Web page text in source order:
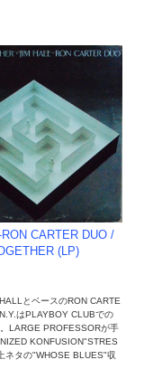
CARTER DUO /
(LP)
とベースのRON CARTE
はPLAYBOY CLUBでの
LARGE PROFESSORが手
KONFUSION"STRES
ネタの"WHOSE BLUES"収